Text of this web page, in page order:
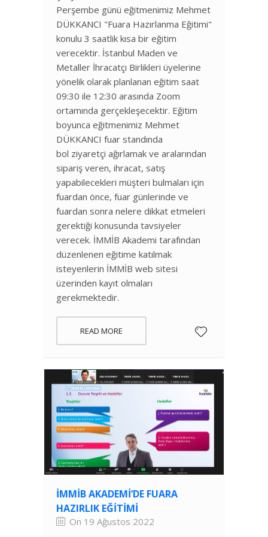
Perşembe günü eğitmenimiz Mehmet
DÜKKANCI "Fuara Hazırlanma Eğitimi"
konulu 3 saatlik kısa bir eğitim
verecektir. İstanbul Maden ve
Metaller İhracatçı Birlikleri üyelerine
yönelik olarak planlanan eğitim saat
09:30 ile 12:30 arasında Zoom
ortamında gerçekleşecektir. Eğitim
boyunca eğitmenimiz Mehmet
DÜKKANCI fuar standında
bol ziyaretçi ağırlamak ve aralarından
sipariş veren, ihracat, satış
yapabilecekleri müşteri bulmaları için
fuardan önce, fuar günlerinde ve
fuardan sonra nelere dikkat etmeleri
gerektiği konusunda tavsiyeler
verecek. İMMİB Akademi tarafından
düzenlenen eğitime katılmak
isteyenlerin İMMİB web sitesi
üzerinden kayıt olmaları
gerekmektedir.
READ MORE
İMMİB AKADEMI’DE FUARA
HAZIRLIK EĞITIMI
On 19 Ağustos 2022